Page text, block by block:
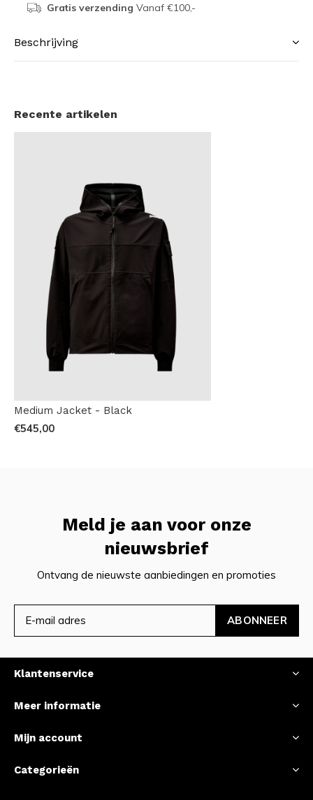
Gratis verzending Vanaf €100,-
Beschrijving
Recente artikelen
Medium Jacket - Black
€545,00
Meld je aan voor onze
nieuwsbrief
Ontvang de nieuwste aanbiedingen en promoties
ABONNEER
Klantenservice
Meer informatie
Mijn account
Categorieën